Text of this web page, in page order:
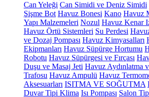
Can Yeleği Can Simidi ve Deniz Simidi
Şişme Bot Havuz Bonesi Kano Havuz
Yapı Malzemeleri Nozul Havuz Kenar
Havuz Örtü Sistemleri Su Perdesi
ve Dozaj Pompası Havuz Kimyasalları
Ekipmanları Havuz Süpürge Hortumu
Robotu Havuz Süpürgesi ve Fırçası
Duşu ve Masaj Jeti Havuz Aydınlatma
Trafosu Havuz Ampulü Havuz
Aksesuarları ISITMA VE SOĞUTMA
Duvar Tipi Klima Isı Pompası Salon